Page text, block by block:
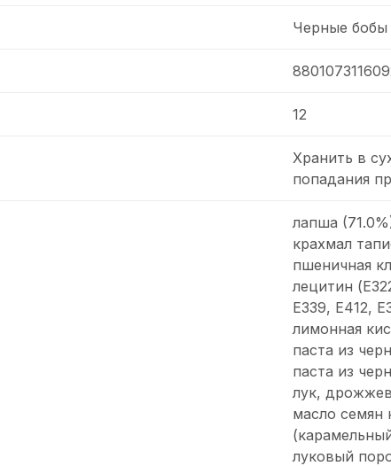
Черные бобы
12
Хранить в
попадания
лапша
крахмал
пшеничная
лецитин
Е339, Е412,
лимонная
паста из
паста из
лук,
масло семян
луковый